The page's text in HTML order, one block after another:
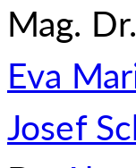
Mag.
Eva
Josef